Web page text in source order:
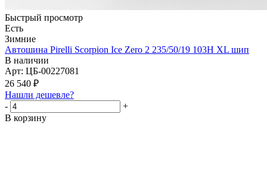
Быстрый просмотр
Есть
Зимние
Автошина Pirelli Scorpion Ice Zero 2 235/50/19 103H XL шип
В наличии
Арт: ЦБ-00227081
26 540 ₽
Нашли дешевле?
-
+
В корзину